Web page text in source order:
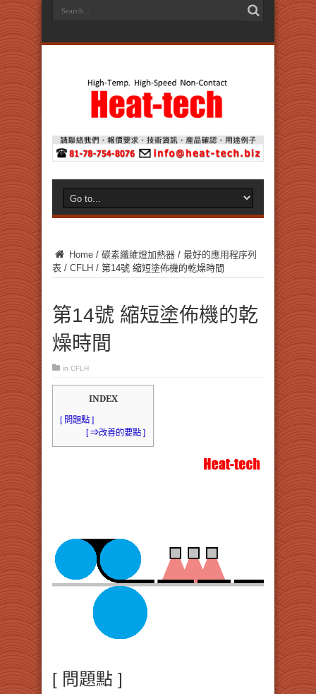
Home / 碳素纖維燈加熱器 / 最好的應用程序列
表 / CFLH / 第14號 縮短塗佈機的乾燥時間
第14號 縮短塗佈機的乾
燥時間
in CFLH
INDEX
[ 問題點 ]
[ ⇒改善的要點 ]
[ 問題點 ]